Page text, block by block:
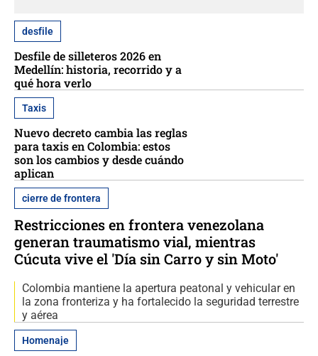
desfile
Desfile de silleteros 2026 en
Medellín: historia, recorrido y a
qué hora verlo
Taxis
Nuevo decreto cambia las reglas
para taxis en Colombia: estos
son los cambios y desde cuándo
aplican
cierre de frontera
Restricciones en frontera venezolana
generan traumatismo vial, mientras
Cúcuta vive el 'Día sin Carro y sin Moto'
Colombia mantiene la apertura peatonal y vehicular en
la zona fronteriza y ha fortalecido la seguridad terrestre
y aérea
Homenaje